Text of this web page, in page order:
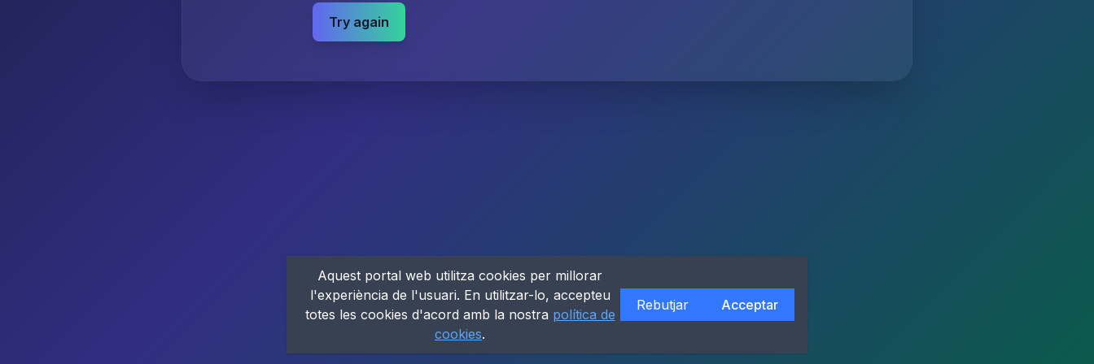
Try again
Aquest portal web utilitza cookies per millorar
l'experiència de l'usuari. En utilitzar-lo, accepteu
totes les cookies d'acord amb la nostra política de
cookies.
Rebutjar Acceptar